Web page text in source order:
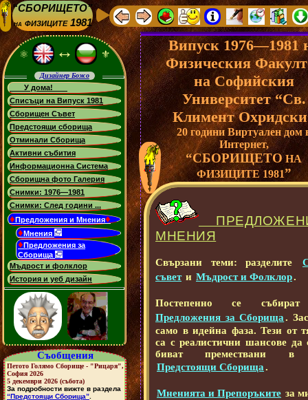
“СБОРИЩЕТО”
нафизиците 1981
⚛ ↔ ⚜
Дизайнер Божо
У дома!
Списъци на Випуск 1981
Сборищен Съвет
Предстоящи сборища
Отминали Сборища
Активни събития
Информационна Система
Сборищна фото Галерия
Снимки: 1976—1981
Снимки: След години ...
♦Предложения и Мнения♦
♦Мнения
♦Предложения за
Сборища
Мъдрост и фолклор
История и уеб дизайн
Съобщения
Випуск 1976—1981
Физическия
на Софийския
Университет “Св.
Климент
20 години Виртуален дом
Интернет,
“СБОРИЩЕТОНА
ФИЗИЦИТЕ 1981”
МНЕНИЯ
Свързани теми: разделите
съвет и Мъдрост и Фолклор.
Постепенно се
Предложения за Сборища.
само в идейна фаза. Тези от
са с реалистични шансове да
биват премествани в
Предстоящи Сборища.
Мненията и Препоръките за